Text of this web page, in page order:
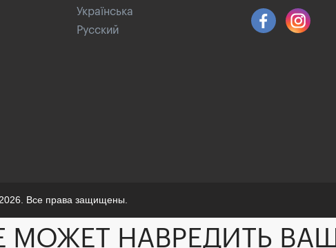
Українська
Русский
Все права защищены.
МОЖЕТ НАВРЕДИТЬ